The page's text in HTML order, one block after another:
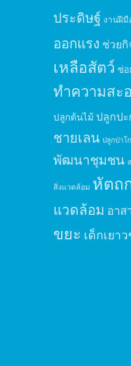
ประดิษฐ์ งานฝีมื
ออกแรง ช่วย
เหลือสัตว์ ซ่อ
ทำความสะ
ปลูกต้นไม้ ปลูกปะ
ชายเลน ปลูกป่าโ
พัฒนาชุมชน
สิ่งแวดล้อม หัตถ
แวดล้อม อาส
ขยะ เด็กเยา